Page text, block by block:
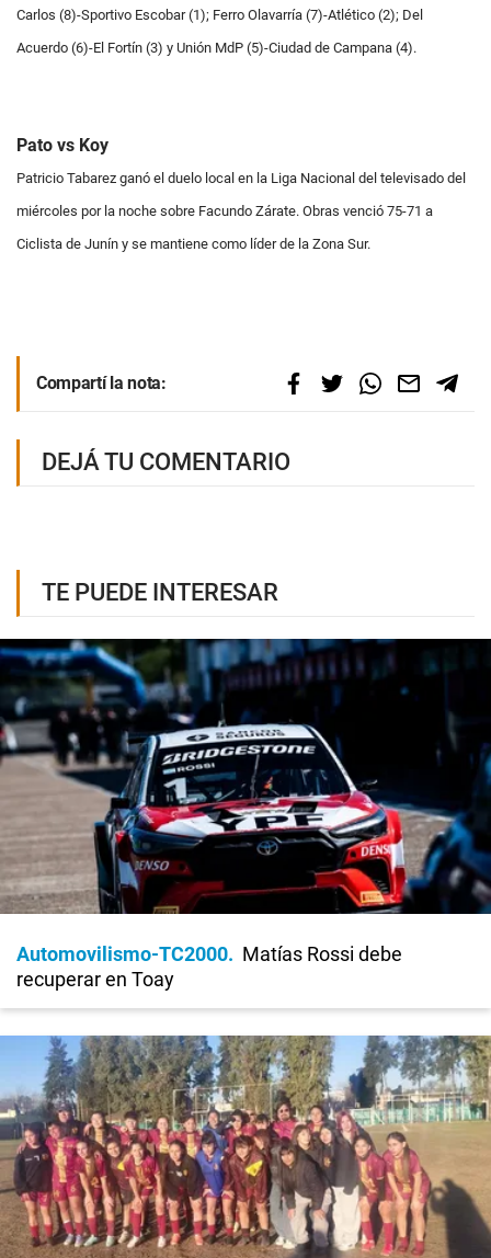
Carlos (8)-Sportivo Escobar (1); Ferro Olavarría (7)-Atlético (2); Del
Acuerdo (6)-El Fortín (3) y Unión MdP (5)-Ciudad de Campana (4).
Pato vs Koy
Patricio Tabarez ganó el duelo local en la Liga Nacional del televisado del
miércoles por la noche sobre Facundo Zárate. Obras venció 75-71 a
Ciclista de Junín y se mantiene como líder de la Zona Sur.
Compartí la nota:
DEJÁ TU COMENTARIO
TE PUEDE INTERESAR
Automovilismo-TC2000
Matías Rossi debe
recuperar en Toay